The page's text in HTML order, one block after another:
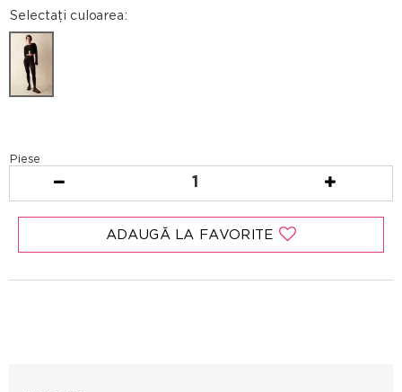
Selectați culoarea:
Piese
1
ADAUGĂ LA FAVORITE